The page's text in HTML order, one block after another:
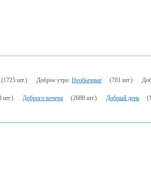
(1725 шт.) Доброе утро: Необычные (701 шт.)
шт.) Доброго вечера (2688 шт.) Добрый день